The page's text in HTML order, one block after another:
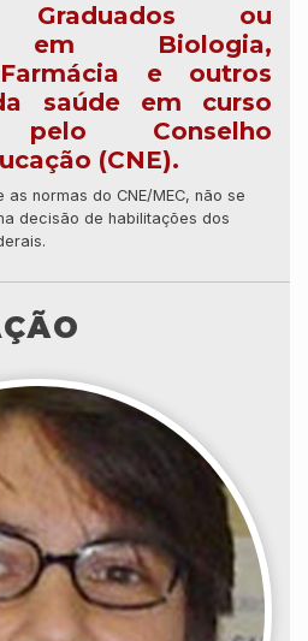
Graduados ou
em Biologia,
e outros
saúde em curso
pelo Conselho
(CNE).
as normas do CNE/MEC, não se
decisão de habilitações dos